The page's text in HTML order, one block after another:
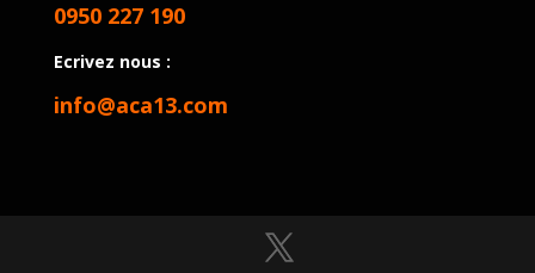
0950 227 190
Ecrivez nous :
info@aca13.com